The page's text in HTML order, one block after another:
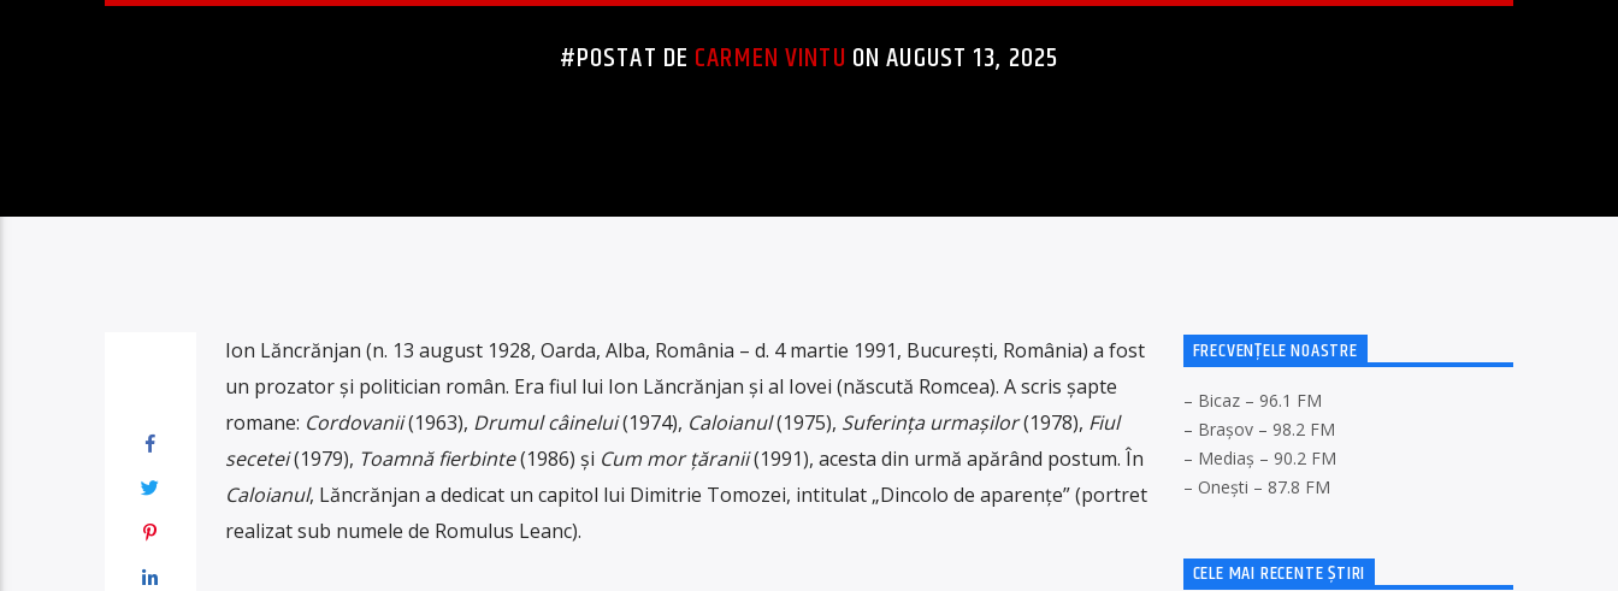
#POSTAT DE CARMEN VINTU ON AUGUST 13, 2025
Ion Lăncrănjan (n. 13 august 1928, Oarda, Alba, România – d. 4 martie 1991, București, România) a fost
un prozator și politician român. Era fiul lui Ion Lăncrănjan și al Iovei (născută Romcea). A scris șapte
romane: Cordovanii(1963), Drumul câinelui(1974), Caloianul(1975), Suferința urmașilor(1978), Fiul
secetei(1979), Toamnă fierbinte(1986) și Cum mor țăranii(1991), acesta din urmă apărând postum. În
Caloianul, Lăncrănjan a dedicat un capitol lui Dimitrie Tomozei, intitulat „Dincolo de aparențe” (portret
realizat sub numele de Romulus Leanc).
FRECVENȚELE NOASTRE
– Bicaz – 96.1 FM
– Brașov – 98.2 FM
– Mediaș – 90.2 FM
– Onești – 87.8 FM
CELE MAI RECENTE ȘTIRI